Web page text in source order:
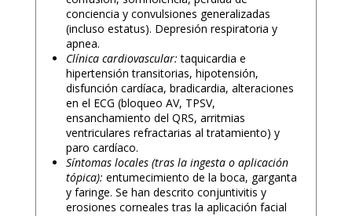
conciencia y convulsiones generalizadas
(incluso estatus). Depresión respiratoria y
apnea.
Clínica cardiovascular:taquicardia e
hipertensión transitorias, hipotensión,
disfunción cardíaca, bradicardia, alteraciones
en el ECG (bloqueo AV, TPSV,
ensanchamiento del QRS, arritmias
ventriculares refractarias al tratamiento) y
paro cardíaco.
Síntomas locales (tras la ingesta o aplicación
tópica): entumecimiento de la boca, garganta
y faringe. Se han descrito conjuntivitis y
erosiones corneales tras la aplicación facial